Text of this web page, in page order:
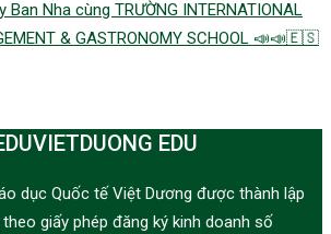
Ban Nha cùng TRƯỜNG INTERNATIONAL
& GASTRONOMY SCHOOL 📣📣🇪🇸
VIETDUONG EDU
dục Quốc tế Việt Dương được thành lập
giấy phép đăng ký kinh doanh số